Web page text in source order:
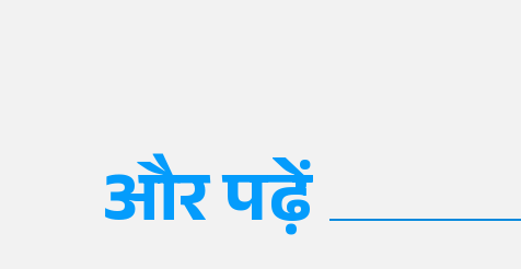
और पढ़ें